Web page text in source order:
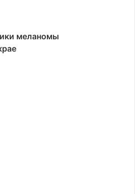
меланомы